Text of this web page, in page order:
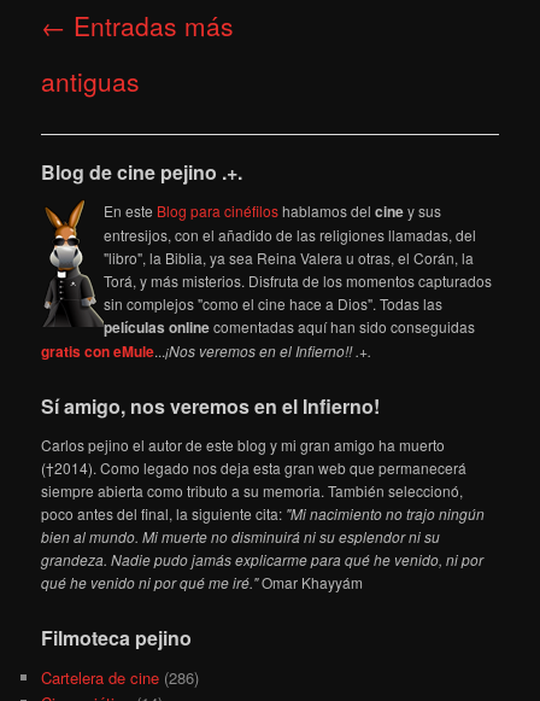
de
← Entradas más
antiguas
Blog de cine pejino .+.
En este Blog para cinéfiloshablamos delciney sus
entresijos, con el añadido de las religiones llamadas, del
"libro", la Biblia, ya sea Reina Valera u otras, el Corán, la
Torá, y más misterios. Disfruta de los momentos capturados
sin complejos "como el cine hace a Dios". Todas las
películas onlinecomentadas aquí han sido conseguidas
gratis con eMule...¡Nos veremos en el Infierno!! .+.
Sí amigo, nos veremos en el Infierno!
Carlos pejino el autor de este blog y mi gran amigo ha muerto
(†2014). Como legado nos deja esta gran web que permanecerá
siempre abierta como tributo a su memoria. También seleccionó,
poco antes del final, la siguiente cita: "Mi nacimiento no trajo ningún
bien al mundo. Mi muerte no disminuirá ni su esplendor ni su
grandeza. Nadie pudo jamás explicarme para qué he venido, ni por
qué he venido ni por qué me iré."Omar Khayyám
Filmoteca pejino
Cartelera de cine (286)